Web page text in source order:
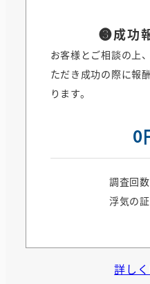
❸成功
0
お客様とご相談の上
ただき成功の際に報
ります。
調査回
浮気の
詳し